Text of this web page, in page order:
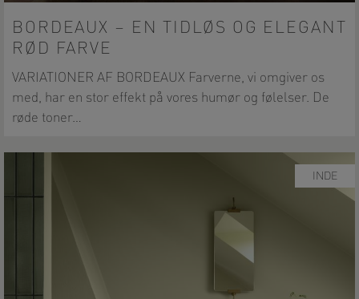
BORDEAUX – EN TIDLØS OG ELEGANT
RØD FARVE
VARIATIONER AF BORDEAUX Farverne, vi omgiver os
med, har en stor effekt på vores humør og følelser. De
røde toner…
INDE